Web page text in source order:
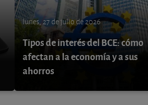
lunes, 27 de julio de 2026
Tipos de interés del BCE: cómo
afectan a la economía y a sus
ahorros